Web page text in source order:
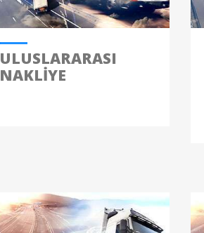
ULUSLARARASI
NAKLIYE